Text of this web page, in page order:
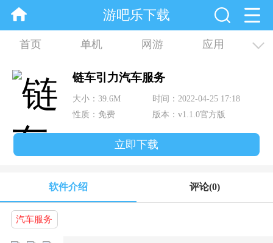
游吧乐下载
首页 单机 网游 应用
资讯 合集
链车引力汽车服务
大小：39.6M
时间：2022-04-25 17:18
性质：免费
版本：v1.1.0官方版
立即下载
软件介绍 评论(0)
汽车服务